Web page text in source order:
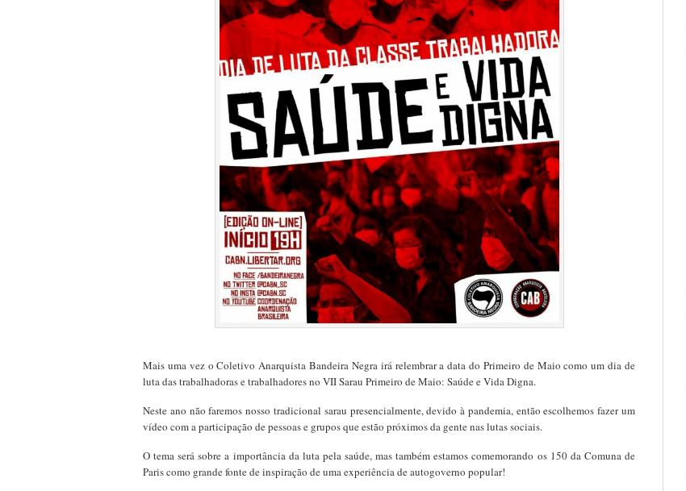
Mais uma vez o Coletivo Anarquista Bandeira Negra irá relembrar a data do Primeiro de Maio como um dia de
luta das trabalhadoras e trabalhadores no VII Sarau Primeiro de Maio: Saúde e Vida Digna.
Neste ano não faremos nosso tradicional sarau presencialmente, devido à pandemia, então escolhemos fazer um
vídeo com a participação de pessoas e grupos que estão próximos da gente nas lutas sociais.
O tema será sobre a importância da luta pela saúde, mas também estamos comemorando os 150 da Comuna de
Paris como grande fonte de inspiração de uma experiência de autogoverno popular!